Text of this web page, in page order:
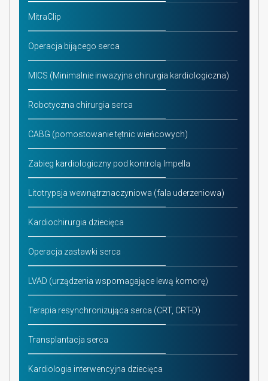
MitraClip
Operacja bijącego serca
MICS (Minimalnie inwazyjna chirurgia kardiologiczna)
Robotyczna chirurgia serca
CABG (pomostowanie tętnic wieńcowych)
Zabieg kardiologiczny pod kontrolą Impella
Litotrypsja wewnątrznaczyniowa (fala uderzeniowa)
Kardiochirurgia dziecięca
Operacja zastawki serca
LVAD (urządzenia wspomagające lewą komorę)
Terapia resynchronizująca serca (CRT, CRT-D)
Transplantacja serca
Kardiologia interwencyjna dziecięca